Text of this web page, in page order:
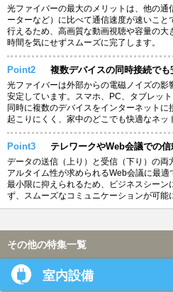
光ファイバーの最大のメリットは、他の
ーターなど）に比べて通信速度が速いこ
行えるため、高画質な動画視聴や容量の
時間を気にせずスムーズに完了します。
Point2 複数デバイスの同時接続でも
光ファイバーは外部からの電磁ノイズの影
安定しています。スマホ、PC、タブレッ
同時に複数のデバイスをインターネット
起こりにくく、家中のどこでも快適なネッ
Point3 テレワークやWeb会議での信
データの送信（上り）と受信（下り）の両
アルタイム性が求められるWeb会議に最
最小限に抑えられるため、ビジネスシーン
ず、スムーズなコミュニケーションが可能
その他の特集一覧
室内設備